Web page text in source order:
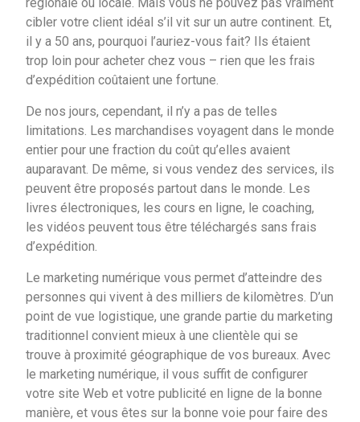
régionale ou locale. Mais vous ne pouvez pas vraiment
cibler votre client idéal s’il vit sur un autre continent. Et,
il y a 50 ans, pourquoi l’auriez-vous fait? Ils étaient
trop loin pour acheter chez vous – rien que les frais
d’expédition coûtaient une fortune.
De nos jours, cependant, il n’y a pas de telles
limitations. Les marchandises voyagent dans le monde
entier pour une fraction du coût qu’elles avaient
auparavant. De même, si vous vendez des services, ils
peuvent être proposés partout dans le monde. Les
livres électroniques, les cours en ligne, le coaching,
les vidéos peuvent tous être téléchargés sans frais
d’expédition.
Le marketing numérique vous permet d’atteindre des
personnes qui vivent à des milliers de kilomètres. D’un
point de vue logistique, une grande partie du marketing
traditionnel convient mieux à une clientèle qui se
trouve à proximité géographique de vos bureaux. Avec
le marketing numérique, il vous suffit de configurer
votre site Web et votre publicité en ligne de la bonne
manière, et vous êtes sur la bonne voie pour faire des